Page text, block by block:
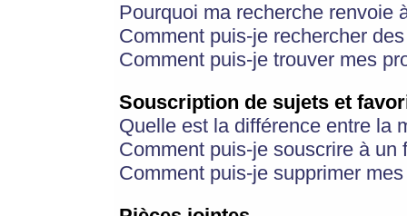
Pourquoi ma recherche renvoie
Comment puis-je rechercher
Comment puis-je trouver mes
Souscription de sujets et
Quelle est la différence entre la
Comment puis-je souscrire à
Comment puis-je supprimer